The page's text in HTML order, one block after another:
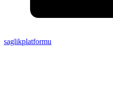
saglikplatformu